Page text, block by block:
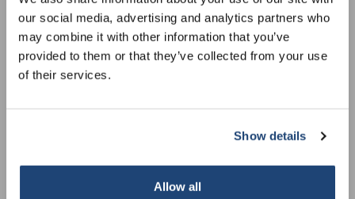
our social media, advertising and analytics partners who
may combine it with other information that you’ve
provided to them or that they’ve collected from your use
of their services.
Show details
Allow all
pH-waarde van een normaal basische kleurstof in evenwicht te
brengen.
-Reinigings- en chelaatvormer
gebruikt om water te behandelen, wat het nuttig maakt bij het
reinigingsmiddelen schuim produceren en beter werken zonder
receive a 10% discount on your next
purchase for all chemical products from
our own brand 😀